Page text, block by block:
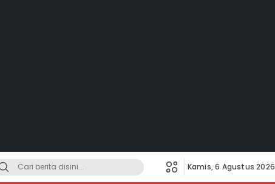
Kamis, 6 Agustus 2026